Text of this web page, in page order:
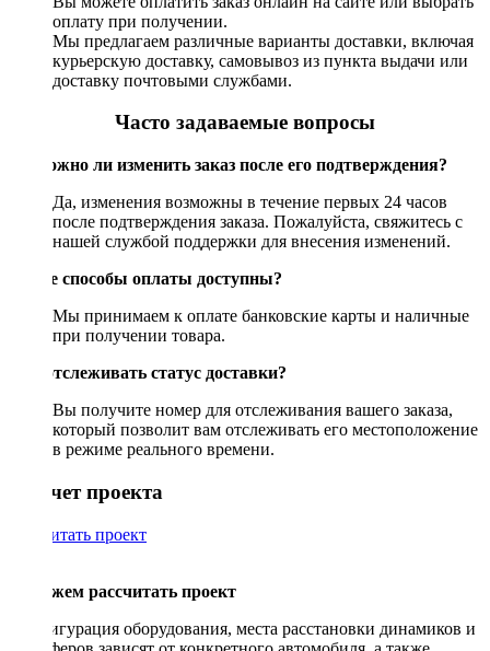
оплату при получении.
Мы предлагаем различные варианты доставки, включая
курьерскую доставку, самовывоз из пункта выдачи или
доставку почтовыми службами.
Часто задаваемые вопросы
Возможно ли изменить заказ после его подтверждения?
Да, изменения возможны в течение первых 24 часов
после подтверждения заказа. Пожалуйста, свяжитесь с
нашей службой поддержки для внесения изменений.
Какие способы оплаты доступны?
Мы принимаем к оплате банковские карты и наличные
при получении товара.
Как отслеживать статус доставки?
Вы получите номер для отслеживания вашего заказа,
который позволит вам отслеживать его местоположение
в режиме реального времени.
Рассчет проекта
Рассчитать проект
Поможем рассчитать проект
Конфигурация оборудования, места расстановки динамиков и